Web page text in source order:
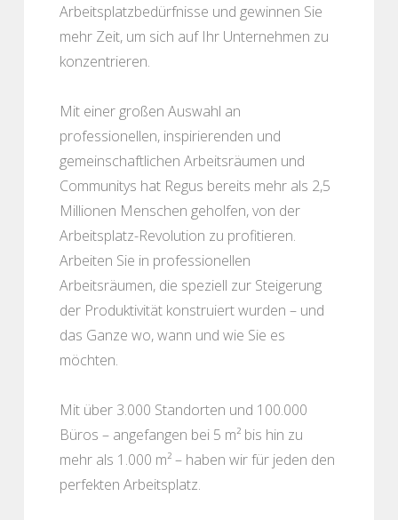
Arbeitsplatzbedürfnisse und gewinnen Sie
mehr Zeit, um sich auf Ihr Unternehmen zu
konzentrieren.
Mit einer großen Auswahl an
professionellen, inspirierenden und
gemeinschaftlichen Arbeitsräumen und
Communitys hat Regus bereits mehr als 2,5
Millionen Menschen geholfen, von der
Arbeitsplatz-Revolution zu profitieren.
Arbeiten Sie in professionellen
Arbeitsräumen, die speziell zur Steigerung
der Produktivität konstruiert wurden – und
das Ganze wo, wann und wie Sie es
möchten.
Mit über 3.000 Standorten und 100.000
Büros – angefangen bei 5 m² bis hin zu
mehr als 1.000 m² – haben wir für jeden den
perfekten Arbeitsplatz.